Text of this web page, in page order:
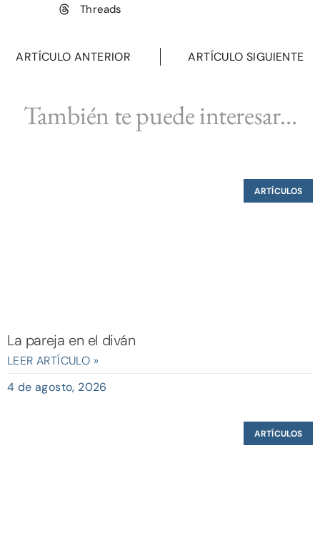
Threads
ARTÍCULO ANTERIOR ARTÍCULO SIGUIENTE
También te puede interesar...
ARTÍCULOS
La pareja en el diván
LEER ARTÍCULO »
4 de agosto, 2026
ARTÍCULOS